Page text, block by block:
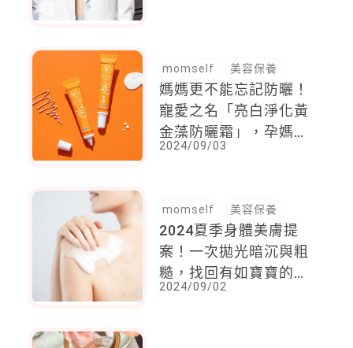
momself 美容保養
媽媽更不能忘記防曬！
寵愛之名「亮白淨化黃
金藻防曬霜」，孕媽咪
也適用！
2024/09/03
momself 美容保養
2024夏季身體美膚提
案！一次拋光暗沉與粗
糙，找回有如寶寶的細
嫩光滑肌
2024/09/02